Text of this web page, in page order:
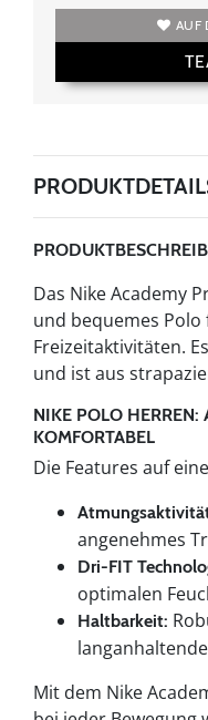
AUF
Das Nike Academy
und bequemes
Freizeitaktivitäten.
und ist aus
NIKE POLO HERREN:
KOMFORTABEL
Die Features auf
angenehmes
Dri-FIT
optimalen
Haltbarkeit:
Mit dem Nike